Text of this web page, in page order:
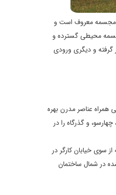
مجسمه معروف است و
محیطی گسترده و
و دیگری ورودی
همراه عناصر مدرن بهره
و گذرگاه را در
سوی خیابان کارگر در
در شمال ساختمان